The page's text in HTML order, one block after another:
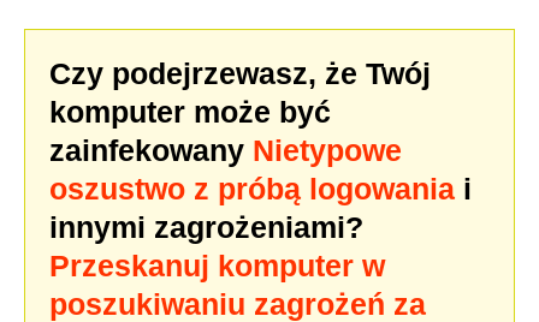
Czy podejrzewasz, że Twój
komputer może być
zainfekowany Nietypowe
oszustwo z próbą logowania i
innymi zagrożeniami?
Przeskanuj komputer w
poszukiwaniu zagrożeń za